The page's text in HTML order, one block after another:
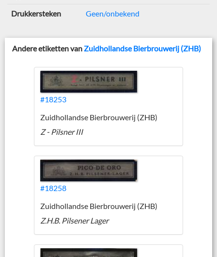
Drukkersteken Geen/onbekend
Andere etiketten van Zuidhollandse Bierbrouwerij (ZHB)
#18253
Zuidhollandse Bierbrouwerij (ZHB)
Z - Pilsner III
#18258
Zuidhollandse Bierbrouwerij (ZHB)
Z.H.B. Pilsener Lager